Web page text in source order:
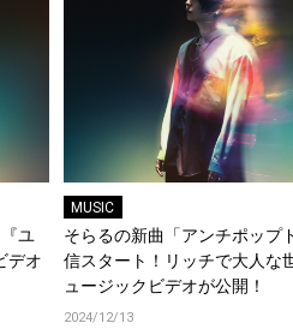
ユ
デオ
MUSIC
そらるの新曲「アンチポップ
信スタート！リッチで大人な
ュージックビデオが公開！
2024/12/13